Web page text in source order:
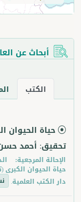
أبحاث عن
الكتب
حياة الحيوان
تحقيق: أحمد
الإحالة المرجعية:
حياة الحيوان
دار الكتب العلمية.